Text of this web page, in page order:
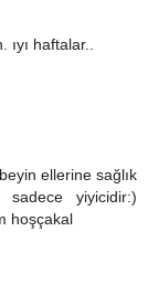
ıyı haftalar..
ellerine sağlık
sadece yiyicidir:)
hoşçakal